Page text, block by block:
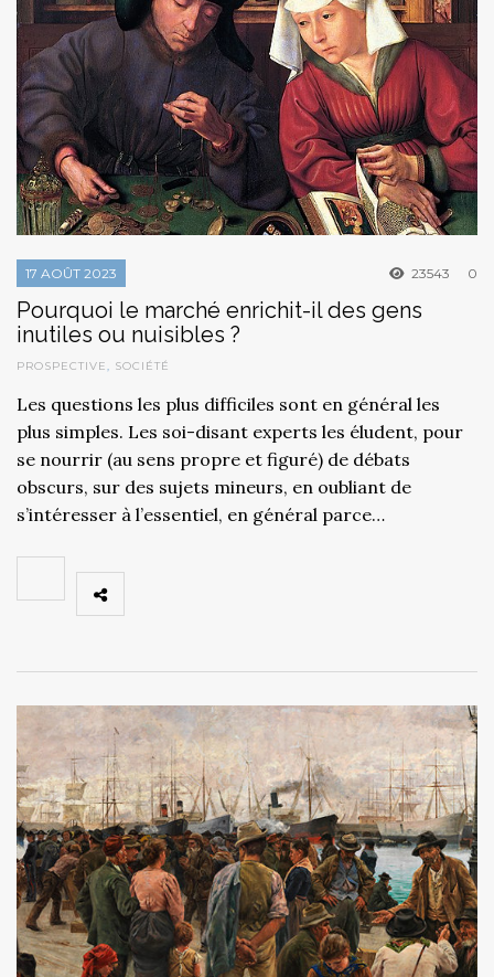
17 AOÛT 2023 23543 0
Pourquoi le marché enrichit-il des gens
inutiles ou nuisibles ?
PROSPECTIVE, SOCIÉTÉ
Les questions les plus difficiles sont en général les
plus simples. Les soi-disant experts les éludent, pour
se nourrir (au sens propre et figuré) de débats
obscurs, sur des sujets mineurs, en oubliant de
s’intéresser à l’essentiel, en général parce…